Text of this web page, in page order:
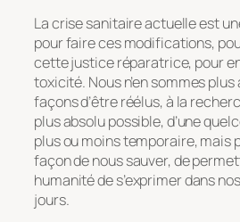
La crise sanitaire actuelle est
pour faire ces modifications,
cette justice réparatrice, pour
toxicité. Nous n’en sommes
façons d’être réélus, à la
plus absolu possible, d’une
plus ou moins temporaire, mais
façon de nous sauver, de
humanité de s’exprimer dans
jours.